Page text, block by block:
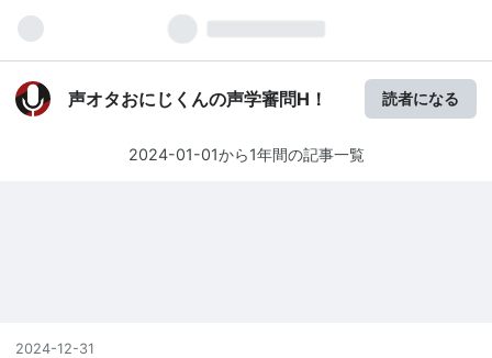
声オタおにじくんの声学審問H！ 読者になる
2024-01-01から1年間の記事一覧
2024-12-31